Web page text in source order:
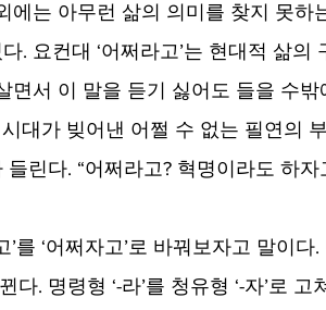
는 아무런 삶의 의미를 찾지 못하
. 요컨대 ‘어쩌라고’는 현대적 삶의
서 이 말을 듣기 싫어도 들을 수밖
대가 빚어낸 어쩔 수 없는 필연의
린다. “어쩌라고? 혁명이라도 하자
를 ‘어쩌자고’로 바꿔보자고 말이다
. 명령형 ‘-라’를 청유형 ‘-자’로 고